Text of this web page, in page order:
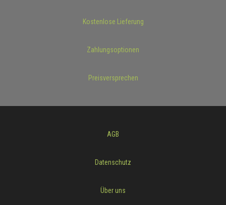
Kostenlose Lieferung
Zahlungsoptionen
Preisversprechen
AGB
Datenschutz
Über uns